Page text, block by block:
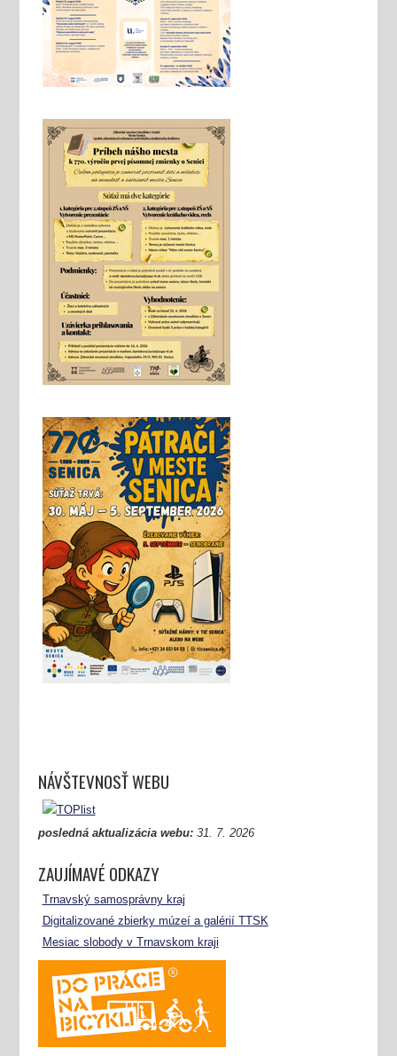
NÁVŠTEVNOSŤ WEBU
posledná aktualizácia webu:31. 7. 2026
ZAUJÍMAVÉ ODKAZY
Trnavský samosprávny kraj
Digitalizované zbierky múzeí a galérií TTSK
Mesiac slobody v Trnavskom kraji